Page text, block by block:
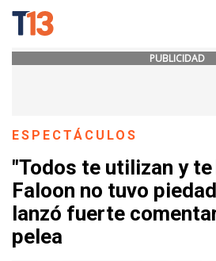
PUBLICIDAD
ESPECTÁCULOS
"Todos te utilizan y
Faloon no tuvo
lanzó fuerte
pelea